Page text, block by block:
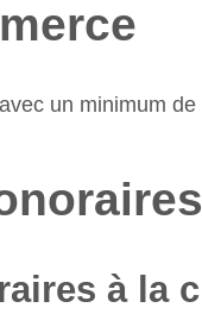
un minimum
à la